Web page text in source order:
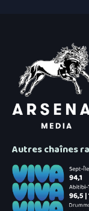
Autres chaînes